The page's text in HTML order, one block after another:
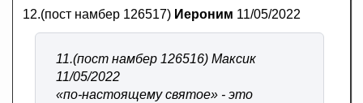
12.(пост намбер 126517) Иероним 11/05/2022
11.(пост намбер 126516) Максик
11/05/2022
«по-настоящему святое» - это